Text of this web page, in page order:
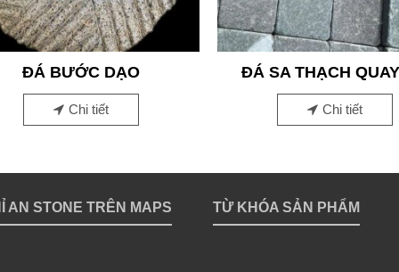
ĐÁ BƯỚC DẠO
Chi tiết
ĐÁ SA THẠCH
Chi tiết
AN STONE TRÊN MAPS TỪ KHÓA SẢN PHẨM